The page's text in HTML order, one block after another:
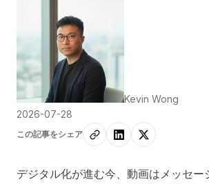
Kevin Wong
2026-07-28
この記事をシェア
デジタル化が進む今、動画はメッセー